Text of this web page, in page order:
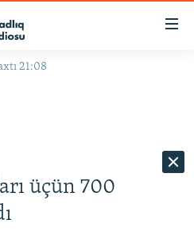
21:08
üçün 700